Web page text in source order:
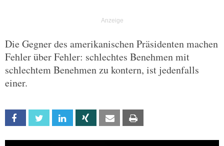
Die Gegner des amerikanischen Präsidenten machen
Fehler über Fehler: schlechtes Benehmen mit
schlechtem Benehmen zu kontern, ist jedenfalls
einer.
Facebook Twitter Linkedin Xing Email